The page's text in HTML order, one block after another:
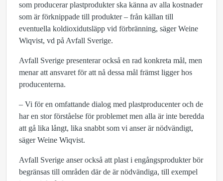
som producerar plastprodukter ska känna av alla kostnader
som är förknippade till produkter – från källan till
eventuella koldioxidutsläpp vid förbränning, säger Weine
Wiqvist, vd på Avfall Sverige.
Avfall Sverige presenterar också en rad konkreta mål, men
menar att ansvaret för att nå dessa mål främst ligger hos
producenterna.
– Vi för en omfattande dialog med plastproducenter och de
har en stor förståelse för problemet men alla är inte beredda
att gå lika långt, lika snabbt som vi anser är nödvändigt,
säger Weine Wiqvist.
Avfall Sverige anser också att plast i engångsprodukter bör
begränsas till områden där de är nödvändiga, till exempel